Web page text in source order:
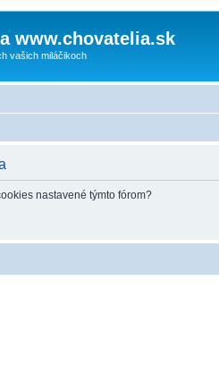
www.chovatelia.sk
vašich miláčikoch
nastavené týmto fórom?